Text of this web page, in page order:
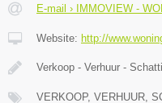
E-mail › IMMOVIEW -
Website: http://
Verkoop - Verhuur -
VERKOOP, VERHUUR,